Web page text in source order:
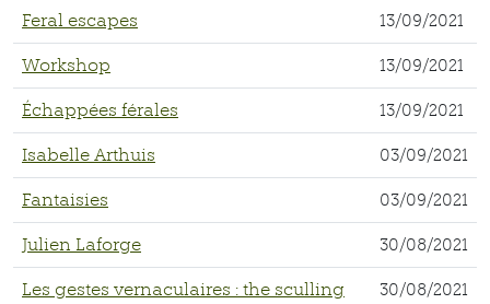
Feral escapes 13/09/2021
Workshop 13/09/2021
Échappées férales 13/09/2021
Isabelle Arthuis 03/09/2021
Fantaisies 03/09/2021
Julien Laforge 30/08/2021
Les gestes vernaculaires : the sculling
30/08/2021